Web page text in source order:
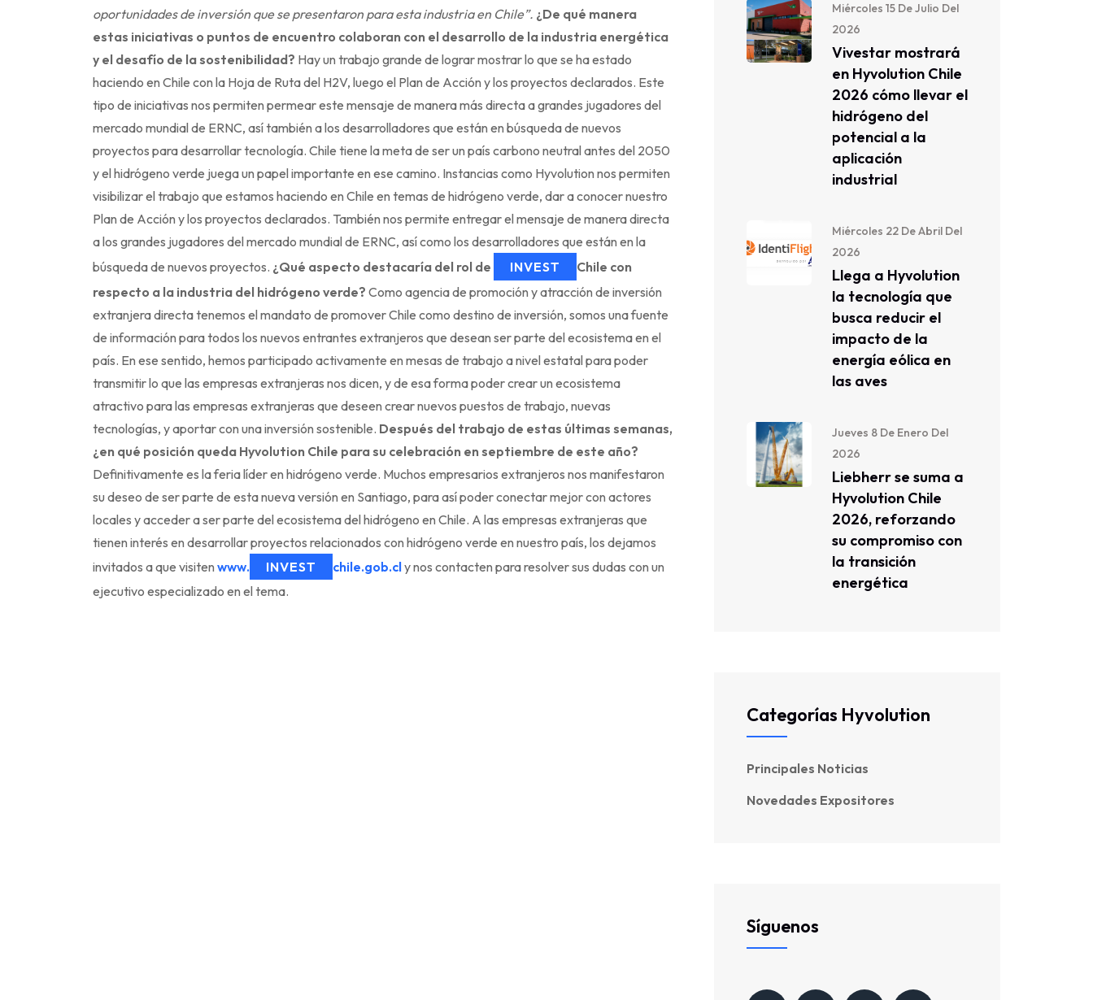
oportunidades de inversión que se presentaron para esta industria en Chile”. ¿De qué manera
estas iniciativas o puntos de encuentro colaboran con el desarrollo de la industria energética
y el desafío de la sostenibilidad? Hay un trabajo grande de lograr mostrar lo que se ha estado
haciendo en Chile con la Hoja de Ruta del H2V, luego el Plan de Acción y los proyectos declarados. Este
tipo de iniciativas nos permiten permear este mensaje de manera más directa a grandes jugadores del
mercado mundial de ERNC, así también a los desarrolladores que están en búsqueda de nuevos
proyectos para desarrollar tecnología. Chile tiene la meta de ser un país carbono neutral antes del 2050
y el hidrógeno verde juega un papel importante en ese camino. Instancias como Hyvolution nos permiten
visibilizar el trabajo que estamos haciendo en Chile en temas de hidrógeno verde, dar a conocer nuestro
Plan de Acción y los proyectos declarados. También nos permite entregar el mensaje de manera directa
a los grandes jugadores del mercado mundial de ERNC, así como los desarrolladores que están en la
búsqueda de nuevos proyectos. ¿Qué aspecto destacaría del rol de INVEST
Chile con
respecto a la industria del hidrógeno verde? Como agencia de promoción y atracción de inversión
extranjera directa tenemos el mandato de promover Chile como destino de inversión, somos una fuente
de información para todos los nuevos entrantes extranjeros que desean ser parte del ecosistema en el
país. En ese sentido, hemos participado activamente en mesas de trabajo a nivel estatal para poder
transmitir lo que las empresas extranjeras nos dicen, y de esa forma poder crear un ecosistema
atractivo para las empresas extranjeras que deseen crear nuevos puestos de trabajo, nuevas
tecnologías, y aportar con una inversión sostenible. Después del trabajo de estas últimas semanas,
¿en qué posición queda Hyvolution Chile para su celebración en septiembre de este año?
Definitivamente es la feria líder en hidrógeno verde. Muchos empresarios extranjeros nos manifestaron
su deseo de ser parte de esta nueva versión en Santiago, para así poder conectar mejor con actores
locales y acceder a ser parte del ecosistema del hidrógeno en Chile. A las empresas extranjeras que
tienen interés en desarrollar proyectos relacionados con hidrógeno verde en nuestro país, los dejamos
invitados a que visiten www. INVEST chile.gob.cly nos contacten para resolver sus dudas con un
ejecutivo especializado en el tema.
Miércoles 15 De Julio Del
2026
Vivestar mostrará
en Hyvolution Chile
2026 cómo llevar el
hidrógeno del
potencial a la
aplicación
industrial
Miércoles 22 De Abril Del
2026
Llega a Hyvolution
la tecnología que
busca reducir el
impacto de la
energía eólica en
las aves
Jueves 8 De Enero Del
2026
Liebherr se suma a
Hyvolution Chile
2026, reforzando
su compromiso con
la transición
energética
Categorías Hyvolution
Principales Noticias
Novedades Expositores
Síguenos